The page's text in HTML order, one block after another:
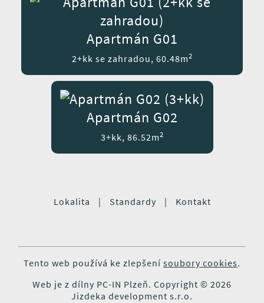
Apartmán G01
2+kk se zahradou, 60.48m2
Apartmán G02
3+kk, 86.52m2
Lokalita | Standardy | Kontakt
Tento web používá ke zlepšení soubory cookies.
Web je z dílny PC-IN Plzeň. Copyright © 2026
Jizdeka development s.r.o.